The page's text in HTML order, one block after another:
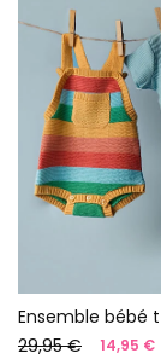
29,95 €
14,95 €